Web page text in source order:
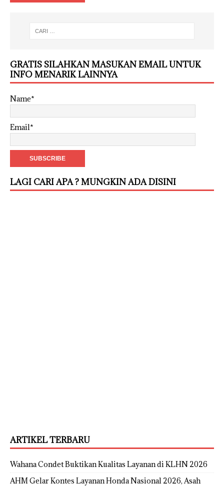
GRATIS SILAHKAN MASUKAN EMAIL UNTUK
INFO MENARIK LAINNYA
Name*
Email*
LAGI CARI APA ? MUNGKIN ADA DISINI
ARTIKEL TERBARU
Wahana Condet Buktikan Kualitas Layanan di KLHN 2026
AHM Gelar Kontes Layanan Honda Nasional 2026, Asah